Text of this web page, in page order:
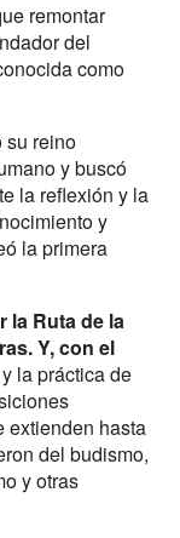
remontar
del
como
su reino
y buscó
la reflexión y la
y
la primera
la Ruta de la
Y, con el
la práctica de
extienden hasta
del budismo,
y otras